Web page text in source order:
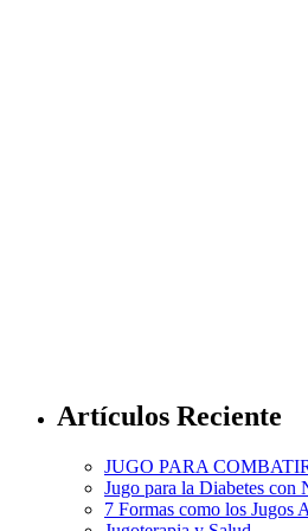
Artículos Reciente
JUGO PARA
Jugo para la Diabetes
7 Formas como los Jugos